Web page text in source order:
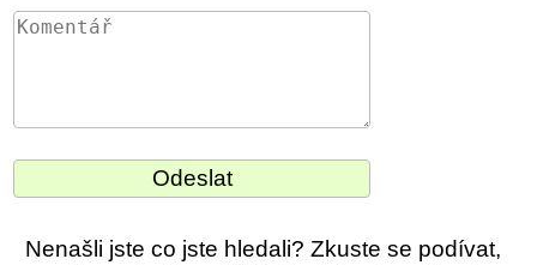
Nenašli jste co jste hledali? Zkuste se podívat,